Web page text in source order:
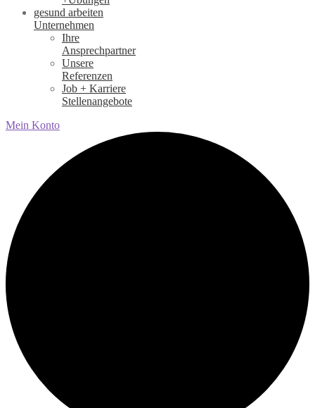
gesund arbeiten
Unternehmen
Ihre
Ansprechpartner
Unsere
Referenzen
Job + Karriere
Stellenangebote
Mein Konto